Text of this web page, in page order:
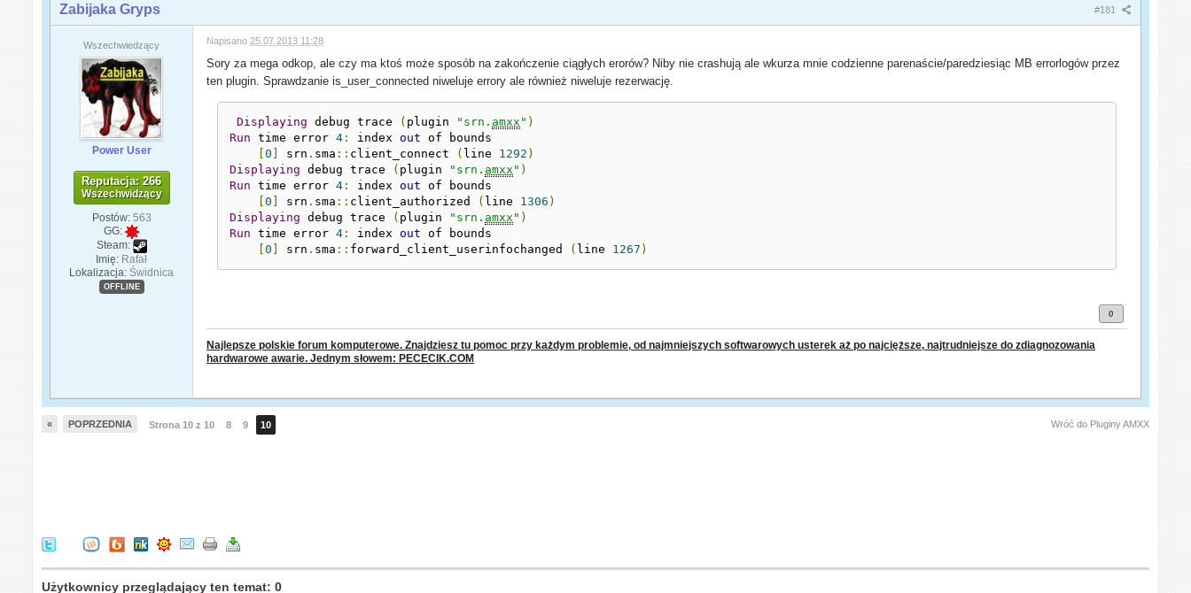
#181
Zabijaka Gryps
Wszechwiedzący
Power User
Reputacja: 266
Wszechwidzący
Postów: 563
GG:
Steam:
Imię: Rafał
Lokalizacja: Świdnica
OFFLINE
Napisano 25.07.2013 11:28
Sory za mega odkop, ale czy ma ktoś może sposób na zakończenie ciągłych erorów? Niby nie crashują ale wkurza mnie codzienne parenaście/paredziesiąc MB errorlogów przez
ten plugin. Sprawdzanie is_user_connected niweluje errory ale również niweluje rezerwację.
Displaying debug trace ( plugin "srn. amxx " )
Run time error 4 : index out of bounds
[0 ] srn . sma :: client_connect ( line 1292 )
Displaying debug trace ( plugin "srn. amxx " )
Run time error 4 : index out of bounds
[0 ] srn . sma :: client_authorized ( line 1306 )
Displaying debug trace ( plugin "srn. amxx " )
Run time error 4 : index out of bounds
[0 ] srn . sma :: forward_client_userinfochanged ( line 1267 )
0
Najlepsze polskie forum komputerowe. Znajdziesz tu pomoc przy każdym problemie, od najmniejszych softwarowych usterek aż po najcięższe, najtrudniejsze do zdiagnozowania
hardwarowe awarie. Jednym słowem: PECECIK.COM
« POPRZEDNIA Strona 10 z 10 8 9 10 Wróć do Pluginy AMXX
Użytkownicy przeglądający ten temat: 0